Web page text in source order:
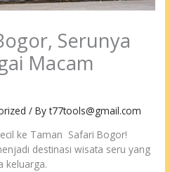
Serunya
Macam
/ Byt77tools@gmail.com
ke Taman Safari Bogor!
destinasi wisata seru yang
keluarga.